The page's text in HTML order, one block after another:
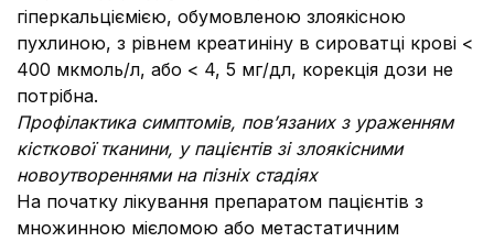
гіперкальціємією, обумовленою злоякісною
пухлиною, з рівнем креатиніну в сироватці крові <
400 мкмоль/л, або < 4, 5 мг/дл, корекція дози не
потрібна.
Профілактика симптомів, пов’язаних з ураженням
кісткової тканини, у пацієнтів зі злоякісними
новоутвореннями на пізніх стадіях
На початку лікування препаратом пацієнтів з
множинною мієломою або метастатичним